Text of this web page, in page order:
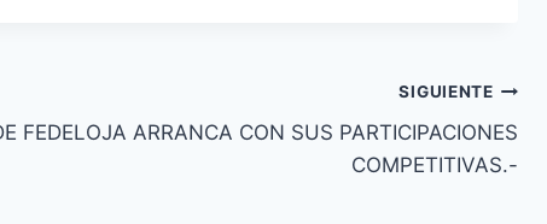
SIGUIENTE
FEDELOJA ARRANCA CON SUS PARTICIPACIONES
COMPETITIVAS.-